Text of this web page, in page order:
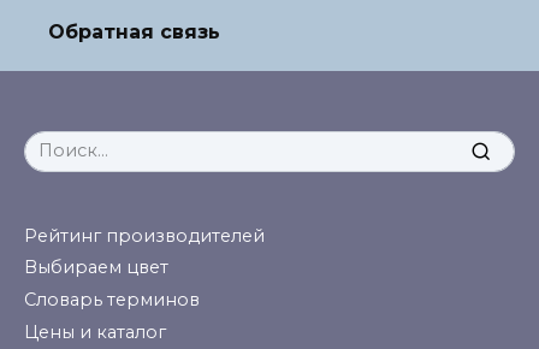
Обратная связь
Search
for:
Рейтинг производителей
Выбираем цвет
Словарь терминов
Цены и каталог